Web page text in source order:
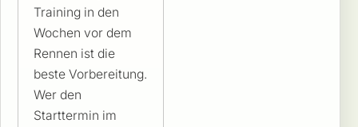
Training in den
Wochen vor dem
Rennen ist die
beste Vorbereitung.
Wer den
Starttermin im